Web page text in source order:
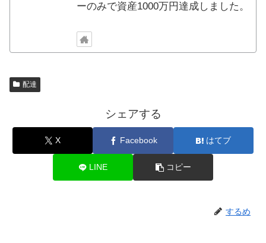
ーのみで資産1000万円達成しました。
配達
シェアする
X Facebook はてブ
LINE コピー
するめ